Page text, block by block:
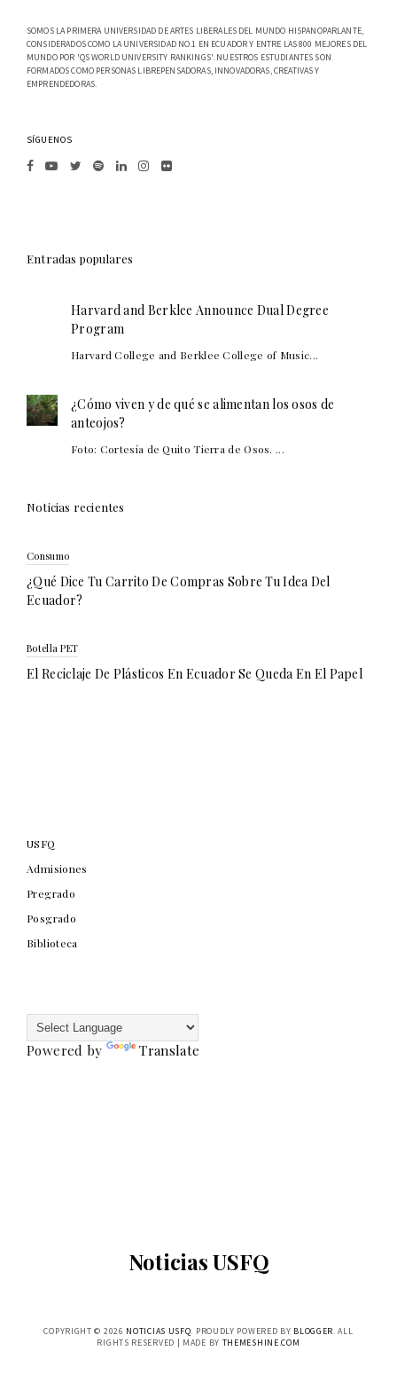
SOMOS LA PRIMERA UNIVERSIDAD DE ARTES LIBERALES DEL MUNDO HISPANOPARLANTE,
CONSIDERADOS COMO LA UNIVERSIDAD NO.1 EN ECUADOR Y ENTRE LAS 800 MEJORES DEL
MUNDO POR 'QS WORLD UNIVERSITY RANKINGS'. NUESTROS ESTUDIANTES SON
FORMADOS COMO PERSONAS LIBREPENSADORAS, INNOVADORAS, CREATIVAS Y
EMPRENDEDORAS.
SÍGUENOS
Entradas populares
Harvard and Berklee Announce Dual Degree
Program
Harvard College and Berklee College of Music...
¿Cómo viven y de qué se alimentan los osos de
anteojos?
Foto: Cortesía de Quito Tierra de Osos. ...
Noticias recientes
Consumo
¿Qué Dice Tu Carrito De Compras Sobre Tu Idea Del
Ecuador?
Botella PET
El Reciclaje De Plásticos En Ecuador Se Queda En El Papel
USFQ
Admisiones
Pregrado
Posgrado
Biblioteca
Powered by Translate
Noticias USFQ
COPYRIGHT © 2026 NOTICIAS USFQ. PROUDLY POWERED BY BLOGGER. ALL
RIGHTS RESERVED | MADE BY THEMESHINE.COM